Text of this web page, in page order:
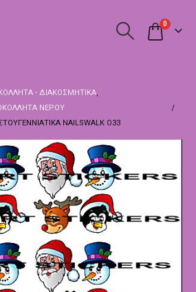
0
- ΔΙΑΚΟΣΜΗΤΙΚΆ,
ΝΕΡΟΎ
NAILSWALK Ο33